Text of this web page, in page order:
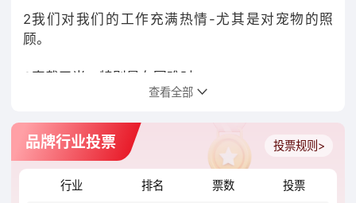
2我们对我们的工作充满热情-尤其是对宠物的照
顾。
3直截了当，特别是在困难时。
抱多样性。
5我们要求自己和彼此。
查看全部
品牌行业投票 投票规则>
行业 排名 票数 投票